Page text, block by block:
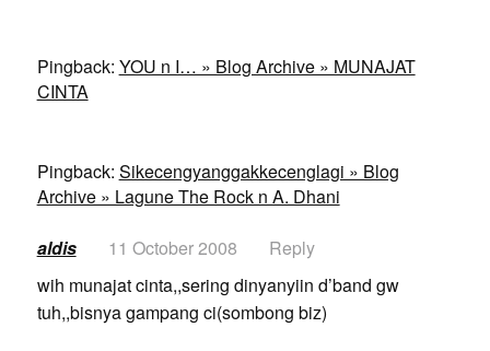
Pingback: YOU n I… » Blog Archive » MUNAJAT
CINTA
Pingback: Sikecengyanggakkecenglagi » Blog
Archive » Lagune The Rock n A. Dhani
aldis 11 October 2008
Reply
wih munajat cinta,,sering dinyanyiin d’band gw
tuh,,bisnya gampang ci(sombong biz)